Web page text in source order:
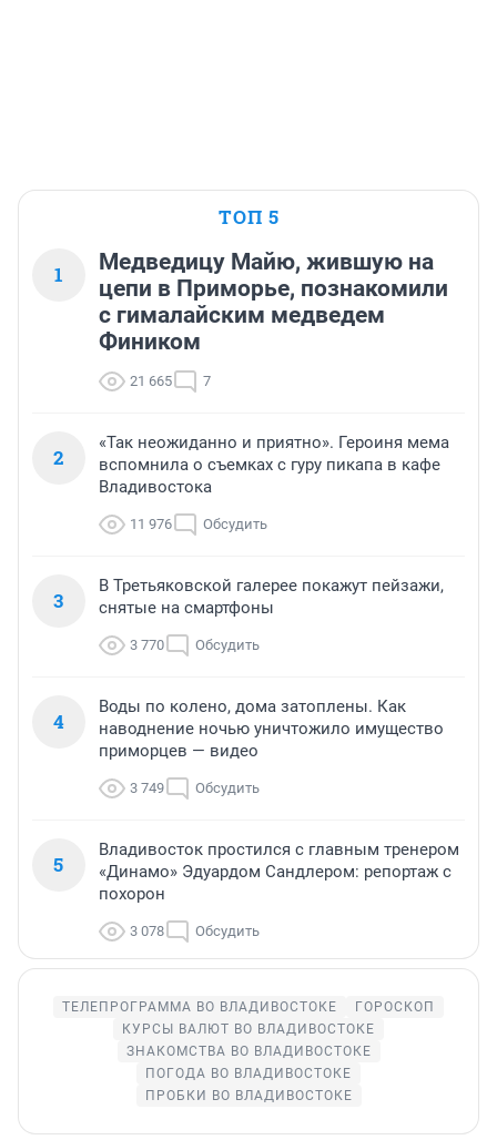
ТОП 5
1
Медведицу Майю, жившую на
цепи в Приморье, познакомили
с гималайским медведем
Фиником
21 665 7
2
«Так неожиданно и приятно». Героиня мема
вспомнила о съемках с гуру пикапа в кафе
Владивостока
11 976 Обсудить
3
В Третьяковской галерее покажут пейзажи,
снятые на смартфоны
3 770 Обсудить
4
Воды по колено, дома затоплены. Как
наводнение ночью уничтожило имущество
приморцев — видео
3 749 Обсудить
5
Владивосток простился с главным тренером
«Динамо» Эдуардом Сандлером: репортаж с
похорон
3 078 Обсудить
ТЕЛЕПРОГРАММА ВО ВЛАДИВОСТОКЕ
ГОРОСКОП
КУРСЫ ВАЛЮТ ВО ВЛАДИВОСТОКЕ
ЗНАКОМСТВА ВО ВЛАДИВОСТОКЕ
ПОГОДА ВО ВЛАДИВОСТОКЕ
ПРОБКИ ВО ВЛАДИВОСТОКЕ